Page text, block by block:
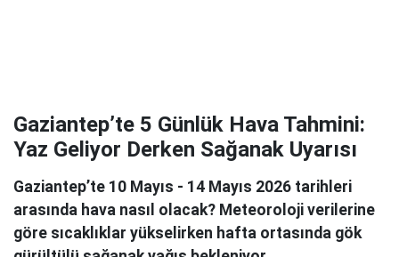
Gaziantep’te 5 Günlük Hava Tahmini:
Yaz Geliyor Derken Sağanak Uyarısı
Gaziantep’te 10 Mayıs - 14 Mayıs 2026 tarihleri
arasında hava nasıl olacak? Meteoroloji verilerine
göre sıcaklıklar yükselirken hafta ortasında gök